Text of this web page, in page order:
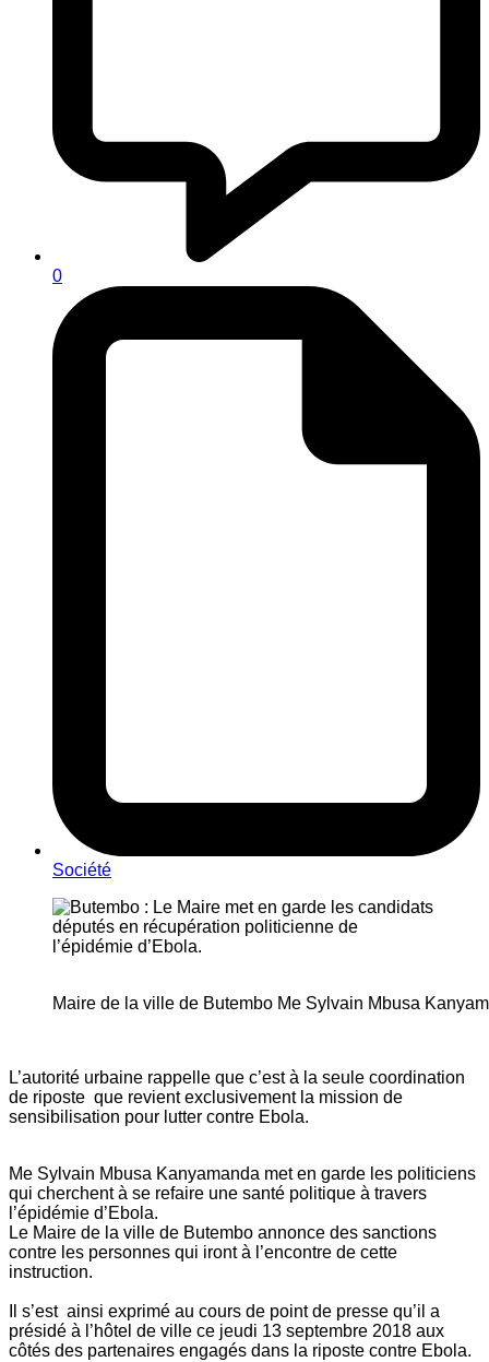
0
Société
Maire de la ville de Butembo Me Sylvain Mbusa
L’autorité urbaine rappelle que c’est à la seule coordination
de riposte que revient exclusivement la mission de
sensibilisation pour lutter contre Ebola.
Me Sylvain Mbusa Kanyamanda met en garde les politiciens
qui cherchent à se refaire une santé politique à travers
l’épidémie d’Ebola.
Le Maire de la ville de Butembo annonce des sanctions
contre les personnes qui iront à l’encontre de cette
instruction.
Il s’est ainsi exprimé au cours de point de presse qu’il a
présidé à l’hôtel de ville ce jeudi 13 septembre 2018 aux
côtés des partenaires engagés dans la riposte contre Ebola.